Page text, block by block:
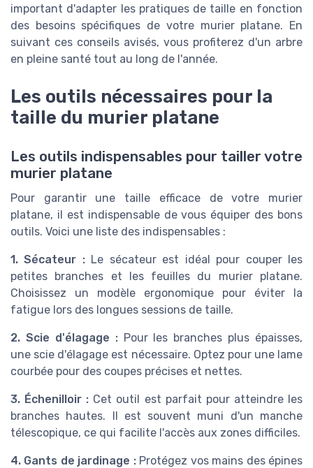
important d'adapter les pratiques de taille en fonction
des besoins spécifiques de votre murier platane. En
suivant ces conseils avisés, vous profiterez d'un arbre
en pleine santé tout au long de l'année.
Les outils nécessaires pour la
taille du murier platane
Les outils indispensables pour tailler votre
murier platane
Pour garantir une taille efficace de votre murier
platane, il est indispensable de vous équiper des bons
outils. Voici une liste des indispensables :
1. Sécateur :Le sécateur est idéal pour couper les
petites branches et les feuilles du murier platane.
Choisissez un modèle ergonomique pour éviter la
fatigue lors des longues sessions de taille.
2. Scie d'élagage :Pour les branches plus épaisses,
une scie d'élagage est nécessaire. Optez pour une lame
courbée pour des coupes précises et nettes.
3. Échenilloir : Cet outil est parfait pour atteindre les
branches hautes. Il est souvent muni d'un manche
télescopique, ce qui facilite l'accès aux zones difficiles.
4. Gants de jardinage :Protégez vos mains des épines